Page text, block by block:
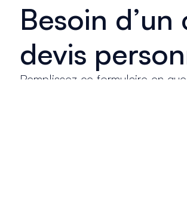
Besoin d’un
devis
Remplissez ce formulaire en